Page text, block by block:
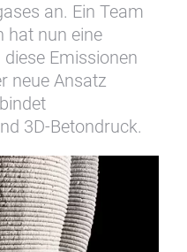
an. Ein Team
hat nun eine
Emissionen
neue Ansatz
3D-Betondruck.